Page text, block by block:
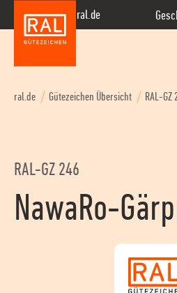
Zur Hauptnavigation springen
Zum Seiteninhalt springen
Zum Kontakt springen
Zum Footer springen
ral.de
ral.de Gütezeichen Übersicht RAL-GZ
RAL-GZ 246
NawaRo-